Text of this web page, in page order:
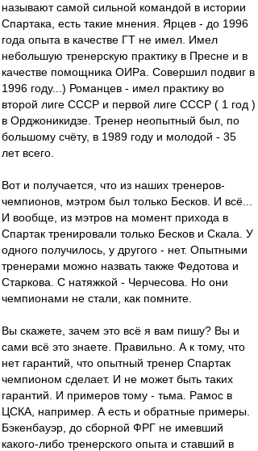
называют самой сильной командой в истории
Спартака, есть такие мнения. Ярцев - до 1996
года опыта в качестве ГТ не имел. Имел
небольшую тренерскую практику в Пресне и в
качестве помощника ОИРа. Совершил подвиг в
1996 году...) Романцев - имел практику во
второй лиге СССР и первой лиге СССР ( 1 год )
в Орджоникидзе. Тренер неопытный был, по
большому счёту, в 1989 году и молодой - 35
лет всего.
Вот и получается, что из наших тренеров-
чемпионов, мэтром был только Бесков. И всё...
И вообще, из мэтров на момент прихода в
Спартак тренировали только Бесков и Скала. У
одного получилось, у другого - нет. Опытными
тренерами можно назвать также Федотова и
Старкова. С натяжкой - Черчесова. Но они
чемпионами не стали, как помните.
Вы скажете, зачем это всё я вам пишу? Вы и
сами всё это знаете. Правильно. А к тому, что
нет гарантий, что опытный тренер Спартак
чемпионом сделает. И не может быть таких
гарантий. И примеров тому - тьма. Рамос в
ЦСКА, например. А есть и обратные примеры.
Бэкенбауэр, до сборной ФРГ не имевший
какого-либо тренерского опыта и ставший в